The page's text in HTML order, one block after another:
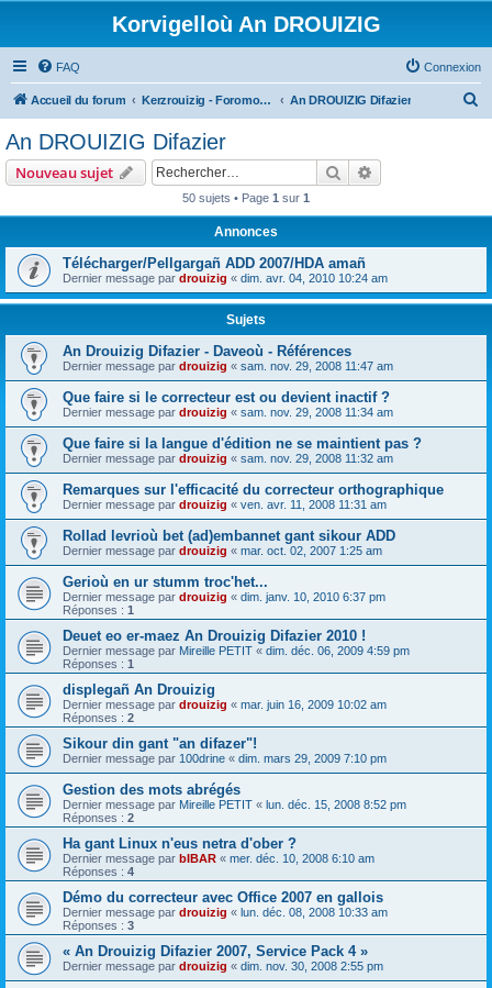
Korvigelloù An DROUIZIG
FAQ Connexion
Accueil du forum Kerzrouizig - Foromoù An Drouizig An DROUIZIG Difazier
e
r
An DROUIZIG Difazier
Nouveau sujet Rechercher
50 sujets • Page 1 sur 1
Annonces
Télécharger/Pellgargañ ADD 2007/HDA amañ
Dernier message par drouizig « dim. avr. 04, 2010 10:24 am
Sujets
An Drouizig Difazier - Daveoù - Références
Dernier message par drouizig « sam. nov. 29, 2008 11:47 am
Que faire si le correcteur est ou devient inactif ?
Dernier message par drouizig « sam. nov. 29, 2008 11:34 am
Que faire si la langue d'édition ne se maintient pas ?
Dernier message par drouizig « sam. nov. 29, 2008 11:32 am
Remarques sur l'efficacité du correcteur orthographique
Dernier message par drouizig « ven. avr. 11, 2008 11:31 am
Rollad levrioù bet (ad)embannet gant sikour ADD
Dernier message par drouizig « mar. oct. 02, 2007 1:25 am
Gerioù en ur stumm troc'het...
Dernier message par drouizig « dim. janv. 10, 2010 6:37 pm
Réponses : 1
Deuet eo er-maez An Drouizig Difazier 2010 !
Dernier message par Mireille PETIT « dim. déc. 06, 2009 4:59 pm
Réponses : 1
displegañ An Drouizig
Dernier message par drouizig « mar. juin 16, 2009 10:02 am
Réponses : 2
Sikour din gant "an difazer"!
Dernier message par 100drine « dim. mars 29, 2009 7:10 pm
Gestion des mots abrégés
Dernier message par Mireille PETIT « lun. déc. 15, 2008 8:52 pm
Réponses : 2
Ha gant Linux n'eus netra d'ober ?
Dernier message par bIBAR « mer. déc. 10, 2008 6:10 am
Réponses : 4
Démo du correcteur avec Office 2007 en gallois
Dernier message par drouizig « lun. déc. 08, 2008 10:33 am
Réponses : 3
« An Drouizig Difazier 2007, Service Pack 4 »
Dernier message par drouizig « dim. nov. 30, 2008 2:55 pm